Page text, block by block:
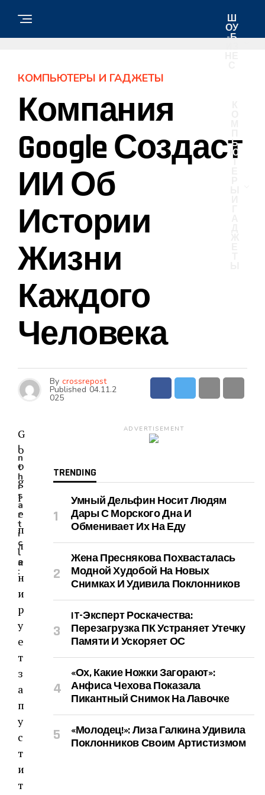
Ш
ОУ
-Б
Ь
Ю
КОМПЬЮТЕРЫ И ГАДЖЕТЫ
Компания
Google Создаст
ИИ Об
Истории
Жизни
Каждого
Человека
By crossrepost
Published 04.11.2
025
G
o
o
g
l
e
п
л
а
н
и
р
у
е
т
з
а
п
у
с
т
и
т
I
n
t
h
i
s
a
r
t
i
c
l
e
:
ADVERTISEMENT
TRENDING
Умный Дельфин Носит Людям
Дары С Морского Дна И
Обменивает Их На Еду
Жена Преснякова Похвасталась
Модной Худобой На Новых
Снимках И Удивила Поклонников
IT-Эксперт Роскачества:
Перезагрузка ПК Устраняет Утечку
Памяти И Ускоряет ОС
«Ох, Какие Ножки Загорают»:
Анфиса Чехова Показала
Пикантный Снимок На Лавочке
«Молодец!»: Лиза Галкина Удивила
Поклонников Своим Артистизмом